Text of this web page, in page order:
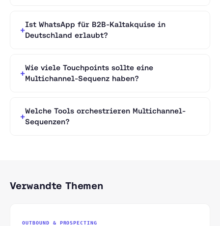
Ist WhatsApp für B2B-Kaltakquise in
Deutschland erlaubt?
Wie viele Touchpoints sollte eine
Multichannel-Sequenz haben?
Welche Tools orchestrieren Multichannel-
Sequenzen?
Verwandte Themen
OUTBOUND & PROSPECTING